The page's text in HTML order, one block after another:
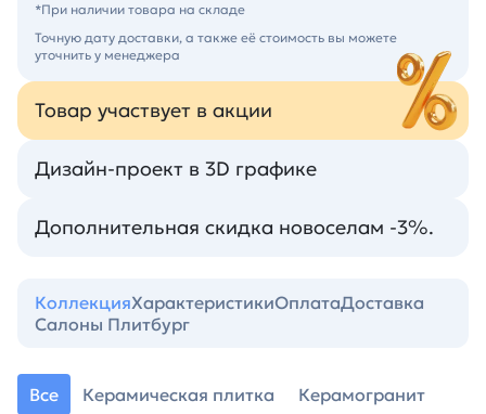
*При наличии товара на складе
Точную дату доставки, а также её стоимость вы можете
уточнить у менеджера
Товар участвует в акции
Дизайн-проект в 3D графике
Дополнительная скидка новоселам -3%.
КоллекцияХарактеристикиОплатаДоставка
Салоны Плитбург
Все Керамическая плитка
Керамогранит